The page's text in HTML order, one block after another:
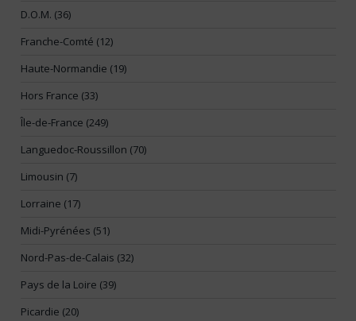
D.O.M. (36)
Franche-Comté (12)
Haute-Normandie (19)
Hors France (33)
Île-de-France (249)
Languedoc-Roussillon (70)
Limousin (7)
Lorraine (17)
Midi-Pyrénées (51)
Nord-Pas-de-Calais (32)
Pays de la Loire (39)
Picardie (20)